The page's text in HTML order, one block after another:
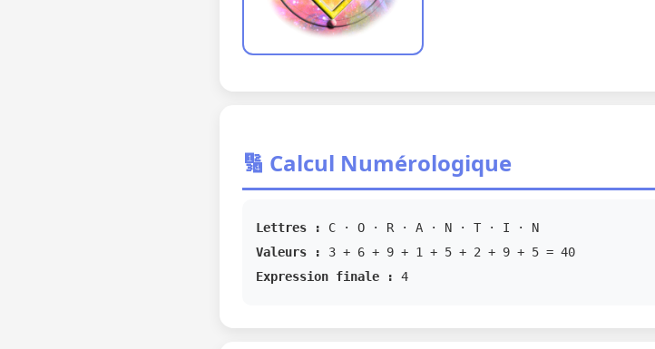
🔢 Calcul Numérologique
Lettres :
C · O · R · A · N · T · I · N
Valeurs :
3 + 6 + 9 + 1 + 5 + 2 + 9 + 5 = 40
Expression finale :
4